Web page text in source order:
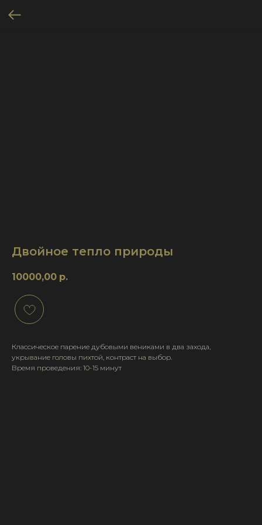
Двойное тепло природы
10000,00 р.
Классическое парение дубовыми вениками в два захода,
укрывание головы пихтой, контраст на выбор.
Время проведения: 10-15 минут